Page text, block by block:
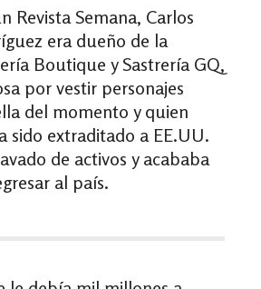
Revista Semana, Carlos
era dueño de la
Boutique y Sastrería GQ,
por vestir personajes
del momento y quien
sido extraditado a EE.UU.
de activos y acababa
al país.